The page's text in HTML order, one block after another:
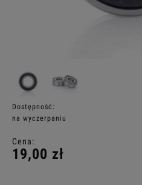
Dostępność:
na wyczerpaniu
Cena:
19,00 zł